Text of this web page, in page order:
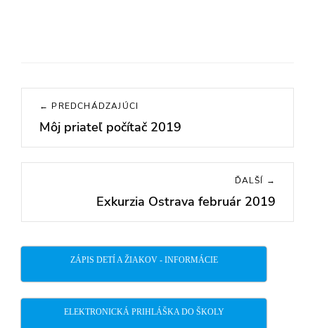
Navigácia
článku
← PREDCHÁDZAJÚCI
Previous
post:
Môj priateľ počítač 2019
ĎALŠÍ →
post:
Exkurzia Ostrava február 2019
ZÁPIS DETÍ A ŽIAKOV - INFORMÁCIE
ELEKTRONICKÁ PRIHLÁŠKA DO ŠKOLY